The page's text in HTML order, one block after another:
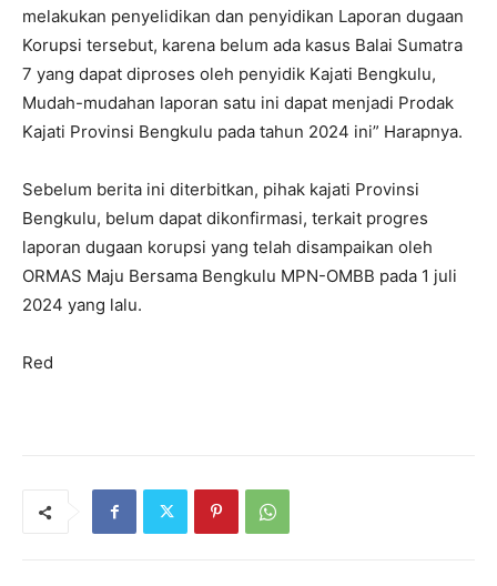
melakukan penyelidikan dan penyidikan Laporan dugaan
Korupsi tersebut, karena belum ada kasus Balai Sumatra
7 yang dapat diproses oleh penyidik Kajati Bengkulu,
Mudah-mudahan laporan satu ini dapat menjadi Prodak
Kajati Provinsi Bengkulu pada tahun 2024 ini” Harapnya.
Sebelum berita ini diterbitkan, pihak kajati Provinsi
Bengkulu, belum dapat dikonfirmasi, terkait progres
laporan dugaan korupsi yang telah disampaikan oleh
ORMAS Maju Bersama Bengkulu MPN-OMBB pada 1 juli
2024 yang lalu.
Red